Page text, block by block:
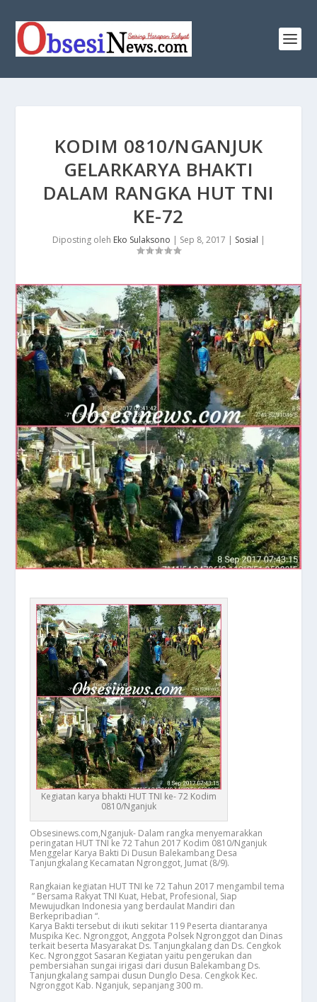
KODIM 0810/NGANJUK
GELAR​KARYA BHAKTI
DALAM RANGKA HUT TNI
KE-72
Diposting oleh Eko Sulaksono | Sep 8, 2017 | Sosial |
Kegiatan karya bhakti HUT TNI ke- 72 Kodim
0810/Nganjuk
Obsesinews.com,Nganjuk- Dalam rangka menyemarakkan
peringatan HUT TNI ke 72 Tahun 2017 Kodim 0810/Nganjuk
Menggelar Karya Bakti Di Dusun Balekambang Desa
Tanjungkalang Kecamatan Ngronggot, Jumat (8/9).
Rangkaian kegiatan HUT TNI ke 72 Tahun 2017 mengambil tema
” Bersama Rakyat TNI Kuat, Hebat, Profesional, Siap
Mewujudkan Indonesia yang berdaulat Mandiri dan
Berkepribadian “.
Karya Bakti tersebut di ikuti sekitar 119 Peserta diantaranya
Muspika Kec. Ngronggot, Anggota Polsek Ngronggot dan Dinas
terkait beserta Masyarakat Ds. Tanjungkalang dan Ds. Cengkok
Kec. Ngronggot Sasaran Kegiatan yaitu pengerukan dan
pembersiahan sungai irigasi dari dusun Balekambang Ds.
Tanjungkalang sampai dusun Dunglo Desa. Cengkok Kec.
Ngronggot Kab. Nganjuk, sepanjang 300 m.